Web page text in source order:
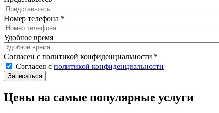
Номер телефона *
Удобное время
Согласен с политикой конфиденциальности *
Согласен с политикой конфиденциальности
Цены на самые популярные услуги